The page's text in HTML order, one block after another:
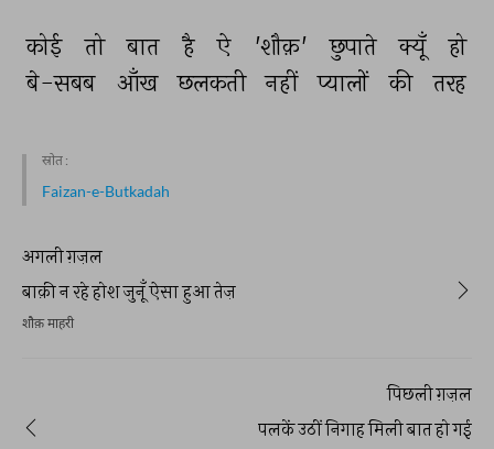
कोई तो बात है ऐ 'शौक़' छुपाते क्यूँ
हो
बे-सबब
आँख छलकती नहीं प्यालों की तरह
स्रोत :
Faizan-e-Butkadah
अगली ग़ज़ल
बाक़ी न रहे होश जुनूँ ऐसा हुआ तेज़
शौक़ माहरी
पिछली ग़ज़ल
पलकें उठीं निगाह मिली बात हो गई